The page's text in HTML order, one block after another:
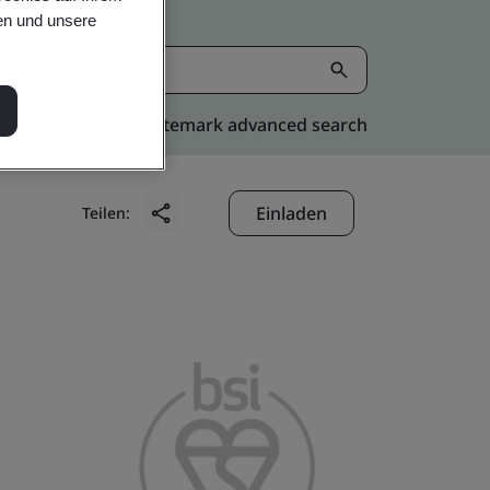
Kitemark advanced search
Teilen: Einladen
und unsere